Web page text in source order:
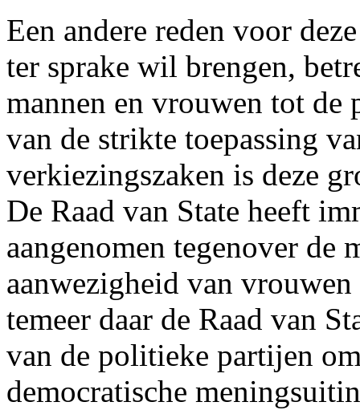
Een andere reden voor
ter sprake wil brengen,
mannen en vrouwen tot
van de strikte toepassing
verkiezingszaken is deze
De Raad van State heeft
aangenomen tegenover de
aanwezigheid van
temeer daar de Raad van
van de politieke partijen
democratische